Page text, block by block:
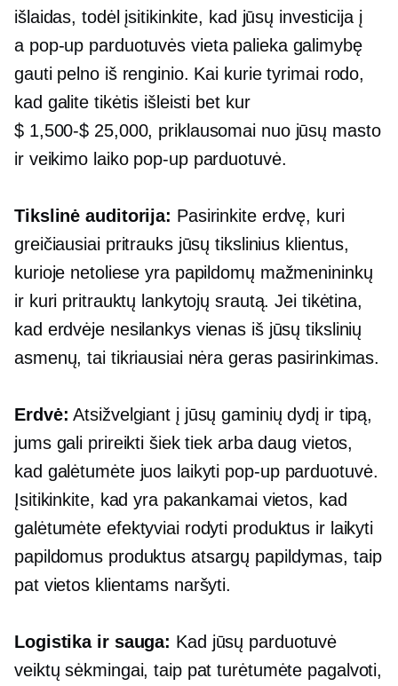
išlaidas, todėl įsitikinkite, kad jūsų investicija į
a pop-up parduotuvės vieta palieka galimybę
gauti pelno iš renginio. Kai kurie tyrimai rodo,
kad galite tikėtis išleisti bet kur
$ 1,500-$ 25,000, priklausomai nuo jūsų masto
ir veikimo laiko pop-upparduotuvė.
Tikslinė auditorija: Pasirinkite erdvę, kuri
greičiausiai pritrauks jūsų tikslinius klientus,
kurioje netoliese yra papildomų mažmenininkų
ir kuri pritrauktų lankytojų srautą. Jei tikėtina,
kad erdvėje nesilankys vienas iš jūsų tikslinių
asmenų, tai tikriausiai nėra geras pasirinkimas.
Erdvė: Atsižvelgiant į jūsų gaminių dydį ir tipą,
jums gali prireikti šiek tiek arba daug vietos,
kad galėtumėte juos laikyti pop-upparduotuvė.
Įsitikinkite, kad yra pakankamai vietos, kad
galėtumėte efektyviai rodyti produktus ir laikyti
papildomus produktus atsargų papildymas, taip
pat vietos klientams naršyti.
Logistika ir sauga: Kad jūsų parduotuvė
veiktų sėkmingai, taip pat turėtumėte pagalvoti,